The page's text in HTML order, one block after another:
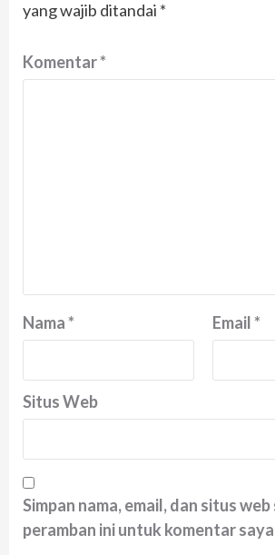
yang wajib ditandai *
Komentar*
Nama* Email*
Situs Web
Simpan nama, email, dan situs
peramban ini untuk komentar